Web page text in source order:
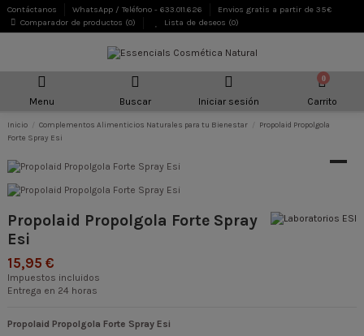
Contáctanos WhatsApp / Teléfono - 633.011.626
Envios gratis a partir de 35€
Comparador de productos (0) Lista de deseos (0)
Menu Buscar Iniciar sesión
0
Carrito
Inicio Complementos Alimenticios Naturales para tu Bienestar
Propolaid Propolgola
Forte Spray Esi
Propolaid Propolgola Forte Spray
Esi
15,95 €
Impuestos incluidos
Entrega en 24 horas
Propolaid Propolgola Forte Spray Esi